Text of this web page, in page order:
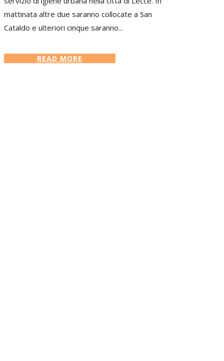
mattinata altre due saranno collocate a San
Cataldo e ulteriori cinque saranno...
READ MORE